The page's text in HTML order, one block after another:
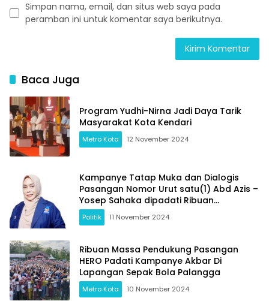
Simpan nama, email, dan situs web saya pada
peramban ini untuk komentar saya berikutnya.
Baca Juga
Program Yudhi-Nirna Jadi Daya Tarik
Masyarakat Kota Kendari
Metro Kota 12 November 2024
Kampanye Tatap Muka dan Dialogis
Pasangan Nomor Urut satu(1) Abd Azis –
Yosep Sahaka dipadati Ribuan
Masyarakat
Politik 11 November 2024
Ribuan Massa Pendukung Pasangan
HERO Padati Kampanye Akbar Di
Lapangan Sepak Bola Palangga
Metro Kota 10 November 2024